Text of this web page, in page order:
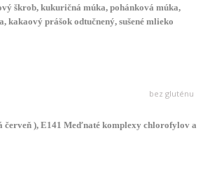
škrob, kukuričná múka, pohánková múka,
kakaový prášok odtučnený, sušené mlieko
zdroj flavonoidu rutín. Obsahuje: arašidy,
sóje, vajec. Priemerné nutričné hodnoty v
4,3g; sacharidy: 63,2g; tuky: 29,5g; kyselina
bez gluténu
), E141 Meďnaté komplexy chlorofylov a